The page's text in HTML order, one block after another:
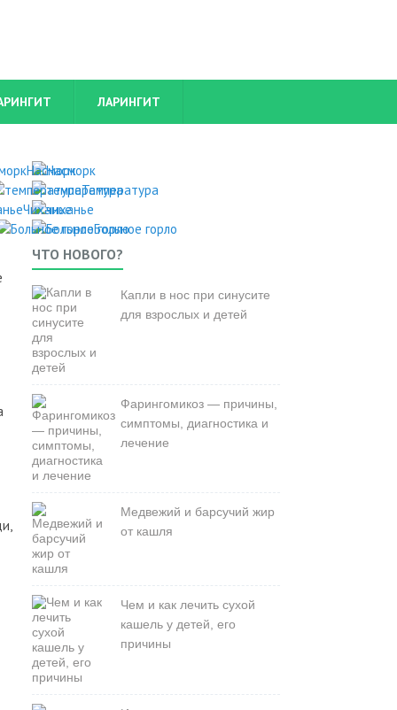
ЛАРИНГИТ
Насморк
Температура
Чиханье
Больное горло
ЧТО НОВОГО?
Капли в нос при синусите
для взрослых и детей
Фарингомикоз — причины,
симптомы, диагностика и
лечение
Медвежий и барсучий жир
от кашля
Чем и как лечить сухой
кашель у детей, его
причины